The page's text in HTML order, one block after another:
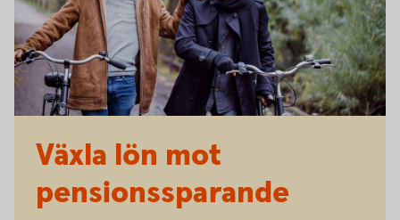
Växla lön mot
pensionssparande